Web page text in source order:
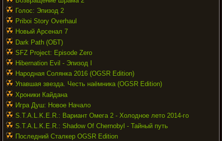
Голос: Эпизод 2
Priboi Story Overhaul
Новый Арсенал 7
Dark Path (ОБТ)
SFZ Project: Episode Zero
Hibernation Evil - Эпизод I
Народная Солянка 2016 (OGSR Edition)
Упавшая звезда. Честь наёмника (OGSR Edition)
Хроники Кайдана
Игра Душ: Новое Начало
S.T.A.L.K.E.R.: Вариант Омега 2 - Холодное лето 2014-го
S.T.A.L.K.E.R.: Shadow Of Chernobyl - Тайный путь
Последний Сталкер OGSR Edition